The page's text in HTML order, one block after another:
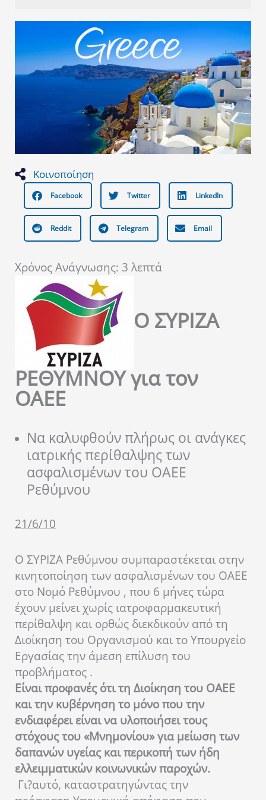
Κοινοποίηση
Facebook Twitter LinkedIn
Reddit Telegram Email
Χρόνος Ανάγνωσης: 3 λεπτά
Ο ΣΥΡΙΖΑ
ΡΕΘΥΜΝΟΥ για τον
ΟΑΕΕ
Να καλυφθούν πλήρως οι ανάγκες
ιατρικής περίθαλψης των
ασφαλισμένων του ΟΑΕΕ
Ρεθύμνου
21/6/10
Ο ΣΥΡΙΖΑ Ρεθύμνου συμπαραστέκεται στην
κινητοποίηση των ασφαλισμένων του ΟΑΕΕ
στο Νομό Ρεθύμνου , που 6 μήνες τώρα
έχουν μείνει χωρίς ιατροφαρμακευτική
περίθαλψη και ορθώς διεκδικούν από τη
Διοίκηση του Οργανισμού και το Υπουργείο
Εργασίας την άμεση επίλυση του
προβλήματος .
Είναι προφανές ότι τη Διοίκηση του ΟΑΕΕ
και την κυβέρνηση το μόνο που την
ενδιαφέρει είναι να υλοποιήσει τους
στόχους του «Μνημονίου» για μείωση των
δαπανών υγείας και περικοπή των ήδη
ελλειμματικών κοινωνικών παροχών.
Γι?αυτό, καταστρατηγώντας την